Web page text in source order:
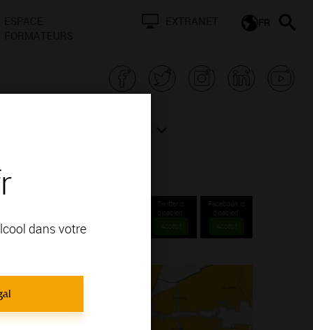
dans votre
FR
Twitter is
disabled.
Accept
Facebook is
disabled.
Accept